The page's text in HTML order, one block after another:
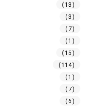
(13)
(3)
(7)
(1)
(15)
(114)
(1)
(7)
(6)